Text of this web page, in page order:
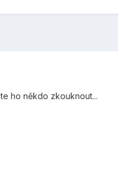
ho někdo zkouknout...